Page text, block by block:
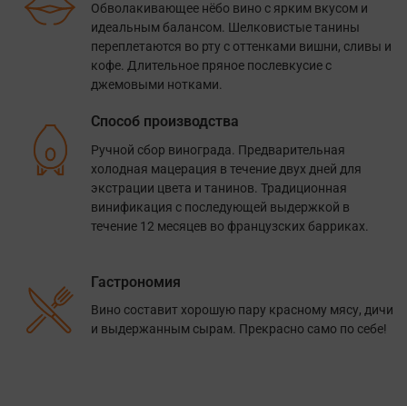
Обволакивающее нёбо вино с ярким вкусом и
идеальным балансом. Шелковистые танины
переплетаются во рту с оттенками вишни, сливы и
кофе. Длительное пряное послевкусие с
джемовыми нотками.
Способ производства
Ручной сбор винограда. Предварительная
холодная мацерация в течение двух дней для
экстрации цвета и танинов. Традиционная
винификация с последующей выдержкой в
течение 12 месяцев во французских барриках.
Гастрономия
Вино составит хорошую пару красному мясу, дичи
и выдержанным сырам. Прекрасно само по себе!